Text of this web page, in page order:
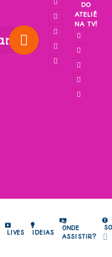
DO
ATELIÊ
NA TV!
LIVES IDEIAS
ONDE
ASSISTIR?